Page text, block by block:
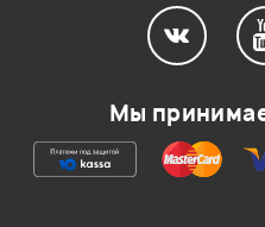
Мы